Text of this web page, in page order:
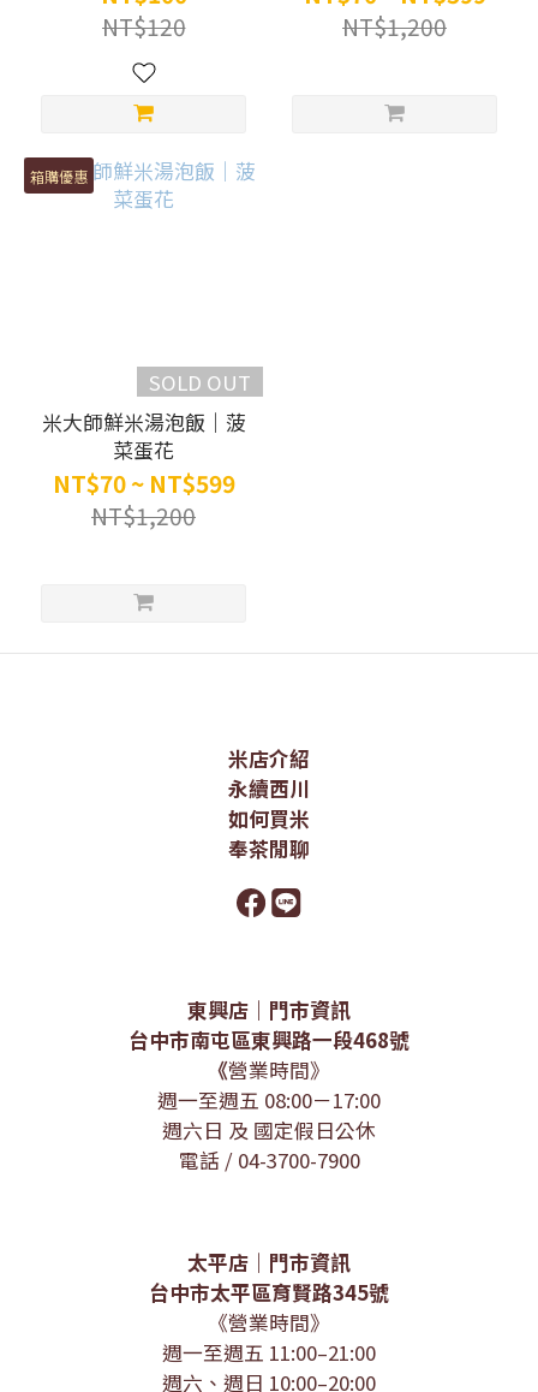
NT$120
NT$1,200
箱購優惠
SOLD OUT
米大師鮮米湯泡飯｜菠
菜蛋花
NT$70 ~ NT$599
NT$1,200
米店介紹
永續西川
如何買米
奉茶閒聊
東興店｜門市資訊
台中市南屯區東興路一段468號
《營業時間》
週一至週五 08:00－17:00
週六日 及 國定假日公休
電話 / 04-3700-7900
太平店｜門市資訊
台中市太平區育賢路345號
《營業時間》
週一至週五 11:00–21:00
週六、週日 10:00–20:00